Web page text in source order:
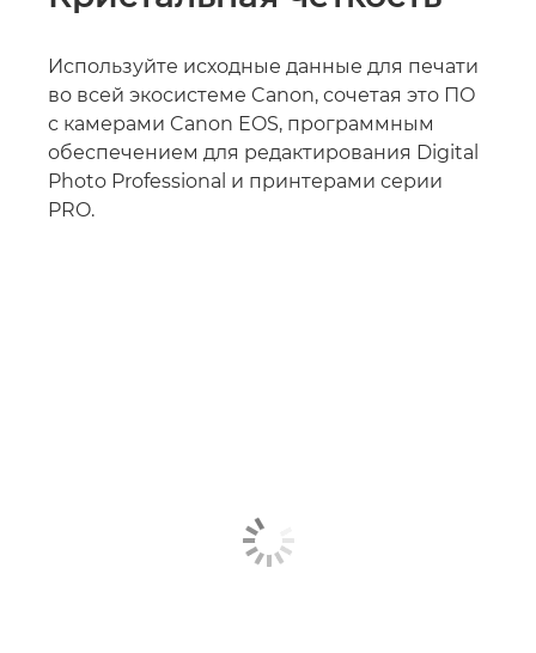
Используйте исходные данные для печати
во всей экосистеме Canon, сочетая это ПО
с камерами Canon EOS, программным
обеспечением для редактирования Digital
Photo Professional и принтерами серии
PRO.